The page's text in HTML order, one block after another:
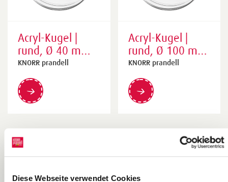
Diese Webseite verwendet Cookies
Acryl-Kugel |
rund, Ø 40 mm,
transparent
KNORR prandell
Acryl-Kugel |
rund, Ø 100 mm,
transparent
KNORR prandell